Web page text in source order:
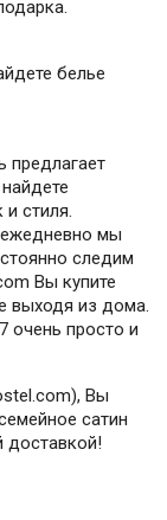
белье
предлагает
и стиля.
ежедневно мы
следим
Вы купите
выходя из дома.
очень просто и
Вы
сатин
доставкой!